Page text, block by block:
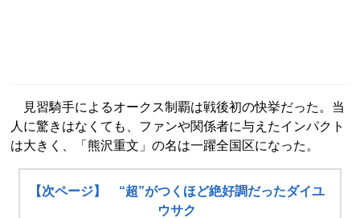
見習騎手によるオークス制覇は戦後初の快挙だった。当
人に驚きはなくても、ファンや関係者に与えたインパクト
は大きく、「熊沢重文」の名は一躍全国区になった。
【次ページ】 “超”がつくほど絶好調だったダイユ
ウサク